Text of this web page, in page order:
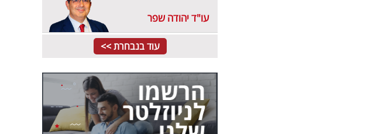
עו"ד יהודה שפר
עוד בנבחרת >>